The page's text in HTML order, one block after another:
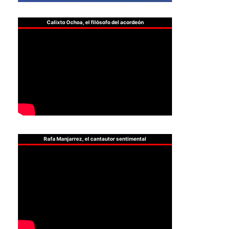
Calixto Ochoa, el filósofo del acordeón
Rafa Manjarrez, el cantautor sentimental